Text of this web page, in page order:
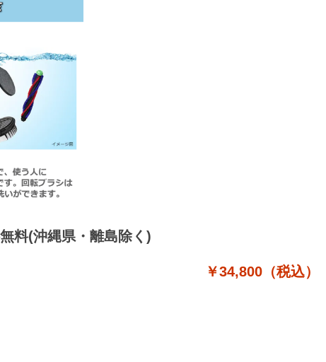
料(沖縄県・離島除く)
￥34,800（税込）